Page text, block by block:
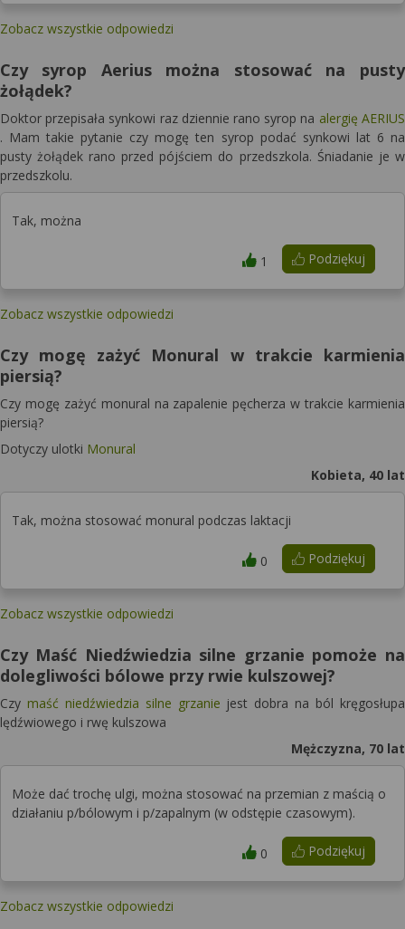
Zobacz wszystkie odpowiedzi
Czy syrop Aerius można stosować na pusty
żołądek?
Doktor przepisała synkowi raz dziennie rano syrop na alergię AERIUS
. Mam takie pytanie czy mogę ten syrop podać synkowi lat 6 na
pusty żołądek rano przed pójściem do przedszkola. Śniadanie je w
przedszkolu.
Tak, można
Podziękuj
1
Zobacz wszystkie odpowiedzi
Czy mogę zażyć Monural w trakcie karmienia
piersią?
Czy mogę zażyć monural na zapalenie pęcherza w trakcie karmienia
piersią?
Dotyczy ulotki Monural
Kobieta, 40 lat
Tak, można stosować monural podczas laktacji
Podziękuj
0
Zobacz wszystkie odpowiedzi
Czy Maść Niedźwiedzia silne grzanie pomoże na
dolegliwości bólowe przy rwie kulszowej?
Czy maść niedźwiedzia silne grzanie jest dobra na ból kręgosłupa
lędźwiowego i rwę kulszowa
Mężczyzna, 70 lat
Może dać trochę ulgi, można stosować na przemian z maścią o
działaniu p/bólowym i p/zapalnym (w odstępie czasowym).
Podziękuj
0
Zobacz wszystkie odpowiedzi